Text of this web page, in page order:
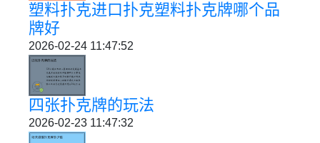
塑料扑克进口扑克塑料扑克牌哪个品
牌好
2026-02-24 11:47:52
四张扑克牌的玩法
2026-02-23 11:47:32